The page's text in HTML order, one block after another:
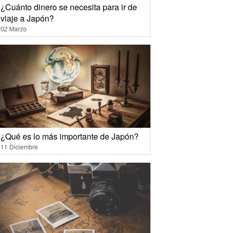
¿Cuánto dinero se necesita para ir de
viaje a Japón?
02 Marzo
¿Qué es lo más importante de Japón?
11 Diciembre